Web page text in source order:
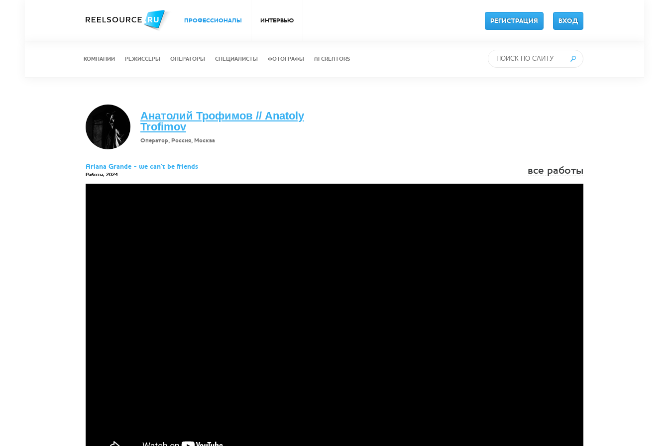
ПРОФЕССИОНАЛЫ ИНТЕРВЬЮ РЕГИСТРАЦИЯ ВХОД
КОМПАНИИ РЕЖИССЕРЫ ОПЕРАТОРЫ СПЕЦИАЛИСТЫ ФОТОГРАФЫ AI CREATORS
Анатолий Трофимов // Anatoly
Trofimov
Оператор, Россия, Москва
Ariana Grande - we can't be friends все работы
Работы, 2024